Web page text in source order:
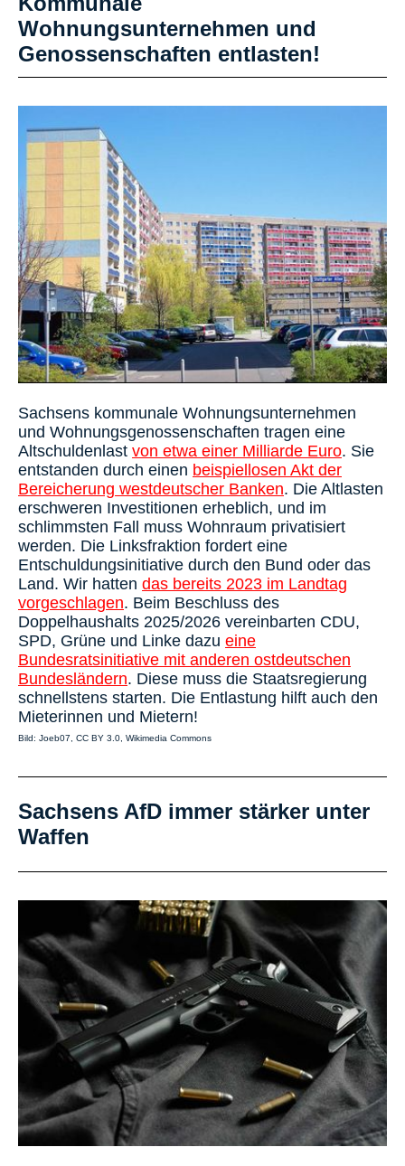
Wohnungsunternehmen und
Genossenschaften entlasten!
Sachsens kommunale Wohnungsunternehmen
und Wohnungsgenossenschaften tragen eine
Altschuldenlast von etwa einer Milliarde Euro. Sie
entstanden durch einen beispiellosen Akt der
Bereicherung westdeutscher Banken. Die Altlasten
erschweren Investitionen erheblich, und im
schlimmsten Fall muss Wohnraum privatisiert
werden. Die Linksfraktion fordert eine
Entschuldungsinitiative durch den Bund oder das
Land. Wir hatten das bereits 2023 im Landtag
vorgeschlagen. Beim Beschluss des
Doppelhaushalts 2025/2026 vereinbarten CDU,
SPD, Grüne und Linke dazu eine
Bundesratsinitiative mit anderen ostdeutschen
Bundesländern. Diese muss die Staatsregierung
schnellstens starten. Die Entlastung hilft auch den
Mieterinnen und Mietern!
Bild: Joeb07, CC BY 3.0, Wikimedia Commons
Sachsens AfD immer stärker unter
Waffen